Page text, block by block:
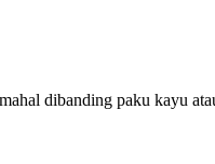
dibanding paku kayu